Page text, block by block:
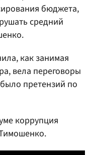
бюджета,
средний
как занимая
вела переговоры
претензий по
коррупция